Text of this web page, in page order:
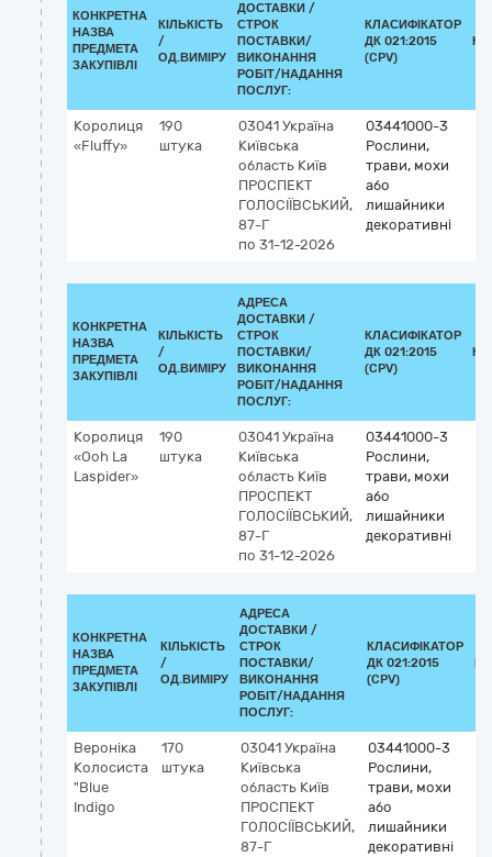
КОНКРЕТНА
НАЗВА
ПРЕДМЕТА
ЗАКУПІВЛІ
КІЛЬКІСТЬ
/
ОД.ВИМІРУ
ДОСТАВКИ /
СТРОК
ПОСТАВКИ/
ВИКОНАННЯ
РОБІТ/НАДАННЯ
ПОСЛУГ:
КЛАСИФІКАТОР
ДК 021:2015
(CPV)
Королиця
«Fluffy»
190
штука
03041 Україна
Київська
область Київ
ПРОСПЕКТ
ГОЛОСІЇВСЬКИЙ,
87-Г
по 31-12-2026
03441000-3
Рослини,
трави, мохи
або
лишайники
декоративні
КОНКРЕТНА
НАЗВА
ПРЕДМЕТА
ЗАКУПІВЛІ
КІЛЬКІСТЬ
/
ОД.ВИМІРУ
АДРЕСА
ДОСТАВКИ /
СТРОК
ПОСТАВКИ/
ВИКОНАННЯ
РОБІТ/НАДАННЯ
ПОСЛУГ:
КЛАСИФІКАТОР
ДК 021:2015
(CPV)
Королиця
«Ooh La
Laspider»
190
штука
03041 Україна
Київська
область Київ
ПРОСПЕКТ
ГОЛОСІЇВСЬКИЙ,
87-Г
по 31-12-2026
03441000-3
Рослини,
трави, мохи
або
лишайники
декоративні
КОНКРЕТНА
НАЗВА
ПРЕДМЕТА
ЗАКУПІВЛІ
КІЛЬКІСТЬ
/
ОД.ВИМІРУ
АДРЕСА
ДОСТАВКИ /
СТРОК
ПОСТАВКИ/
ВИКОНАННЯ
РОБІТ/НАДАННЯ
ПОСЛУГ:
КЛАСИФІКАТОР
ДК 021:2015
(CPV)
Вероніка
Колосиста
"Blue
Indigo
170
штука
03041 Україна
Київська
область Київ
ПРОСПЕКТ
ГОЛОСІЇВСЬКИЙ,
87-Г
03441000-3
Рослини,
трави, мохи
або
лишайники
декоративні